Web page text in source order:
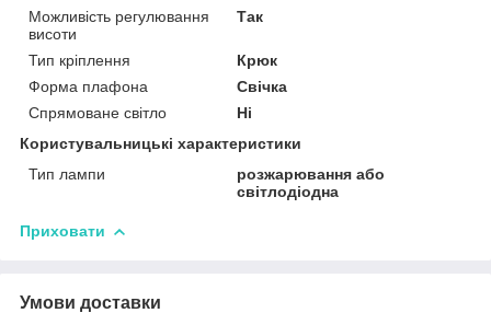
Можливість регулювання
висоти
Так
Тип кріплення
Крюк
Форма плафона
Свічка
Спрямоване світло
Ні
Користувальницькі характеристики
Тип лампи
розжарювання або
світлодіодна
Приховати
Умови доставки